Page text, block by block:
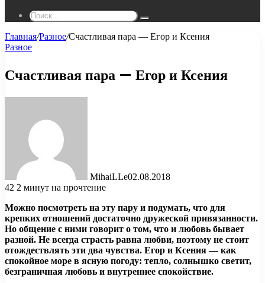
Поиск...
Главная/Разное/Счастливая пара — Егор и Ксения
Разное
Счастливая пара — Егор и Ксения
MihaiLLe02.08.2018
42 2 минут на прочтение
Можно посмотреть на эту пару и подумать, что для
крепких отношений достаточно дружеской привязанности.
Но общение с ними говорит о том, что и любовь бывает
разной. Не всегда страсть равна любви, поэтому не стоит
отождествлять эти два чувства. Егор и Ксения — как
спокойное море в ясную погоду: тепло, солнышко светит,
безграничная любовь и внутреннее спокойствие.